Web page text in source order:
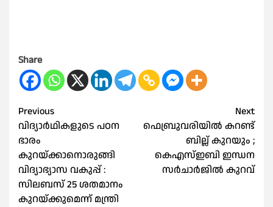
Share
Post
navigation
Previous
വിദ്യാര്‍ഥികളുടെ പഠന
ഭാരം
കുറയ്ക്കാനൊരുങ്ങി
വിദ്യാഭ്യാസ വകുപ്പ് :
സിലബസ് 25 ശതമാനം
കുറയ്ക്കുമെന്ന് മന്ത്രി
Next
ഫെബ്രുവരിയില്‍ കറണ്ട്
ബില്ല് കുറയും ;
കെഎസ്‌ഇബി ഇന്ധന
സര്‍ചാര്‍ജില്‍ കുറവ്